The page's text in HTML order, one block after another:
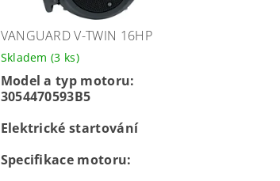
VANGUARD V-TWIN 16HP
Skladem(3 ks)
Model a typ motoru:
3054470593B5
Elektrické startování
Specifikace motoru: